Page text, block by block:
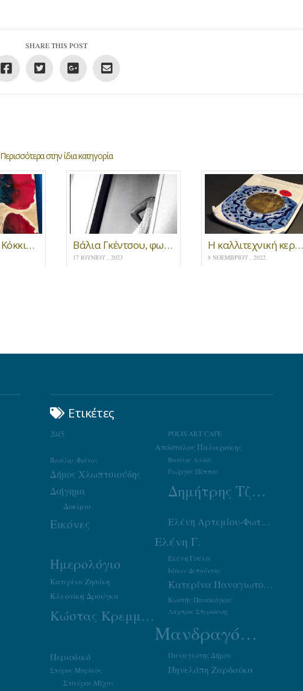
SHARE THIS POST
Περισσότερα στην ίδια κατηγορία
Papaveracae: Κόκκινες παπαρούνες, ελεύσεις του τραυματικού και του ερωτικού. Βάλια Γκέντσου, φωτογραφικά στιγμιότυπα
17 ΙΟΥΝΊΟΥ , 2023
Η καλλιτεχνική κεραμική της Πέλας Καλογήρου
8 ΝΟΕΜΒΡΊΟΥ , 2022
Ετικέτες
2015 POLIS ART CAFE
Απόστολος Παλιεράκης
Βασίλης Λαδάς
Βασίλης Φαϊτάς
Γιώργος Πέππας
Δήμος Χλωπτσιούδης
Δημήτρης Τζουμάκας
Διήγημα
Δοκίμιο
Εικόνες Ελένη Αρτεμίου-Φωτιάδου
Ελένη Γ.
Ελένη Γούλα
Ημερολόγιο Ιάσων Δεπούντης
Κατερίνα Ζησάκη Κατερίνα Παναγιωτοπούλου
Κλεονίκη Δρούγκα Κωστής Παπακόγκος
Κώστας Κρεμμύδας Λάμπρος Σπυριούνης
Μανδραγόρας
Παναγιώτης Δήμου
Περιοδικό
Πηνελόπη Ζαρδούκα
Σπύρος Μπρίκος
Σταύρος Μίχας